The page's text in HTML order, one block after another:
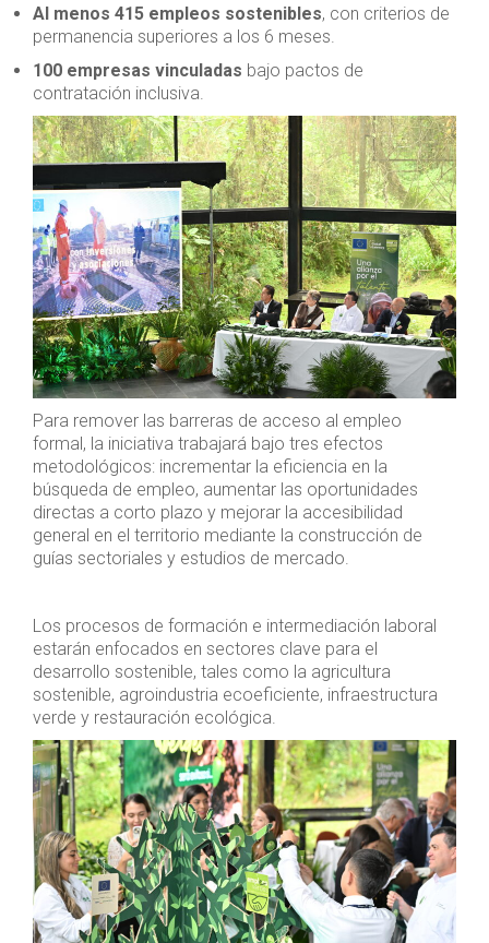
Al menos 415 empleos sostenibles, con criterios de
permanencia superiores a los 6 meses.
100 empresas vinculadas bajo pactos de
contratación inclusiva.
Para remover las barreras de acceso al empleo
formal, la iniciativa trabajará bajo tres efectos
metodológicos: incrementar la eficiencia en la
búsqueda de empleo, aumentar las oportunidades
directas a corto plazo y mejorar la accesibilidad
general en el territorio mediante la construcción de
guías sectoriales y estudios de mercado.
Los procesos de formación e intermediación laboral
estarán enfocados en sectores clave para el
desarrollo sostenible, tales como la agricultura
sostenible, agroindustria ecoeficiente, infraestructura
verde y restauración ecológica.